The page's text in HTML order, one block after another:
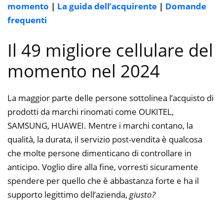
momento | La guida dell’acquirente | Domande
frequenti
Il 49 migliore cellulare del
momento nel 2024
La maggior parte delle persone sottolinea l’acquisto di
prodotti da marchi rinomati come OUKITEL,
SAMSUNG, HUAWEI. Mentre i marchi contano, la
qualità, la durata, il servizio post-vendita è qualcosa
che molte persone dimenticano di controllare in
anticipo. Voglio dire alla fine, vorresti sicuramente
spendere per quello che è abbastanza forte e ha il
supporto legittimo dell’azienda, giusto?